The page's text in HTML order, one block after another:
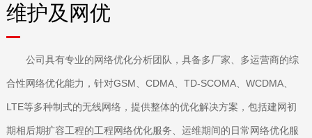
维护及网优
公司具有专业的网络优化分析团队，具备多厂家、多运营商的综
合性网络优化能力，针对GSM、CDMA、TD-SCOMA、WCDMA、
LTE等多种制式的无线网络，提供整体的优化解决方案，包括建网初
期相后期扩容工程的工程网络优化服务、运维期间的日常网络优化服